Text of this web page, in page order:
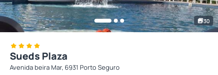
30
Sueds Plaza
Avenida beira Mar, 6931 Porto Seguro